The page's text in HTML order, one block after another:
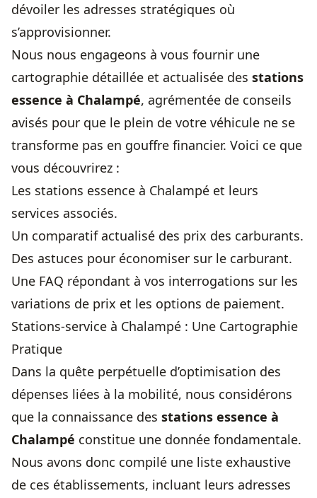
dévoiler les adresses stratégiques où
s’approvisionner.
Nous nous engageons à vous fournir une
cartographie détaillée et actualisée des stations
essence à Chalampé, agrémentée de conseils
avisés pour que le plein de votre véhicule ne se
transforme pas en gouffre financier. Voici ce que
vous découvrirez :
Les stations essence à Chalampé et leurs
services associés.
Un comparatif actualisé des prix des carburants.
Des astuces pour économiser sur le carburant.
Une FAQ répondant à vos interrogations sur les
variations de prix et les options de paiement.
Stations-service à Chalampé : Une Cartographie
Pratique
Dans la quête perpétuelle d’optimisation des
dépenses liées à la mobilité, nous considérons
que la connaissance des stations essence à
Chalampé constitue une donnée fondamentale.
Nous avons donc compilé une liste exhaustive
de ces établissements, incluant leurs adresses